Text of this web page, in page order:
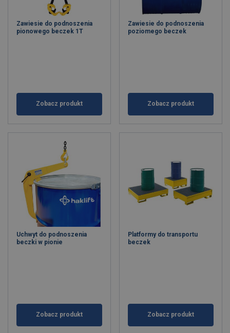
Zawiesie do podnoszenia
pionowego beczek 1T
Zobacz produkt
Zawiesie do podnoszenia
poziomego beczek
Zobacz produkt
Uchwyt do podnoszenia
beczki w pionie
Zobacz produkt
Platformy do transportu
beczek
Zobacz produkt